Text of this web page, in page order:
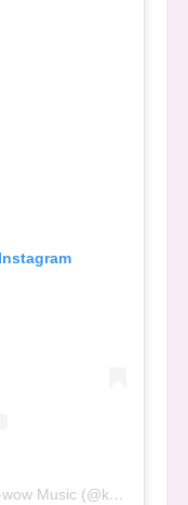
Una publicación compartida por K-wow Music (@kwowwmusic)